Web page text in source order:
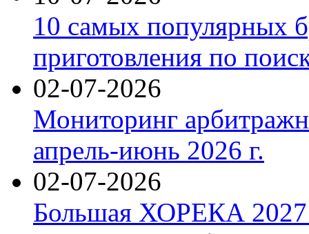
10 самых популярных
приготовления по
02-07-2026
Мониторинг
апрель-июнь 2026 г.
02-07-2026
Большая ХОРЕКА 2027: